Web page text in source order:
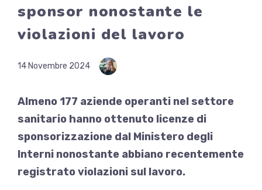
sponsor nonostante le
violazioni del lavoro
14 Novembre 2024
Almeno 177 aziende operanti nel settore
sanitario hanno ottenuto licenze di
sponsorizzazione dal Ministero degli
Interni nonostante abbiano recentemente
registrato violazioni sul lavoro.